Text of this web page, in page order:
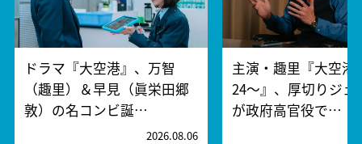
ドラマ『大空港』、万智
（趣里）＆早見（眞栄田郷
敦）の名コンビ誕…
2026.08.06
主演・趣里『大空港
24～』、厚切りジェ
が政府高官役で…